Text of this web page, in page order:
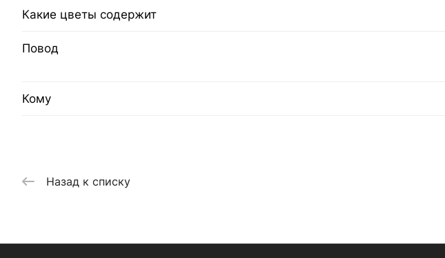
Какие цветы содержит
Повод
Кому
Назад к списку